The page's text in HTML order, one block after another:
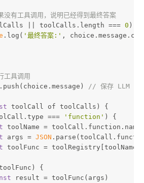
有工具调用，说明已经得到最终答案
|| toolCalls.length === 0 ) {
.log( '最终答案:' ,
具调用
// 保存 LLM 的
toolCall of toolCalls) {
=== 'function' ) {
toolName = toolCall.function.name
args = JSON
toolFunc = toolRegistry[toolName]
{
result = toolFunc(args)